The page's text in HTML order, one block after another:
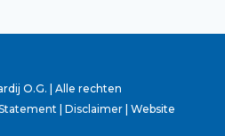
O.G. | Alle rechten
Disclaimer| Website